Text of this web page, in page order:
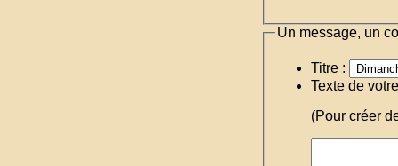
Un message, un
Titre :
Texte de
(Pour créer